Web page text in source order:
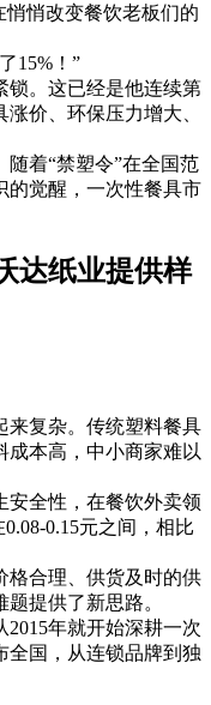
悄悄改变餐饮老板们的
15%！”
锁。这已经是他连续第
价、环保压力增大、
着“禁塑令”在全国范
的觉醒，一次性餐具市
来复杂。传统塑料餐具
成本高，中小商家难以
安全性，在餐饮外卖领
0.15元之间，相比
合理、供货及时的供
提供了新思路。
年就开始深耕一次
全国，从连锁品牌到独